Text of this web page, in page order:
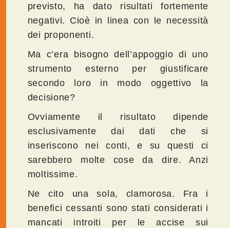
previsto, ha dato risultati fortemente
negativi. Cioè in linea con le necessità
dei proponenti.
Ma c’era bisogno dell’appoggio di uno
strumento esterno per giustificare
secondo loro in modo oggettivo la
decisione?
Ovviamente il risultato dipende
esclusivamente dai dati che si
inseriscono nei conti, e su questi ci
sarebbero molte cose da dire. Anzi
moltissime.
Ne cito una sola, clamorosa. Fra i
benefici cessanti sono stati considerati i
mancati introiti per le accise sui